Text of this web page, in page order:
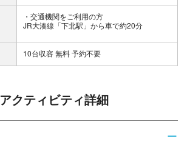
交通機関をご利用の方
JR大湊線「下北駅」から車で約20分
10台収容 無料 予約不要
アクティビティ詳細